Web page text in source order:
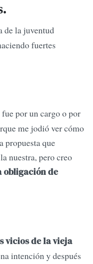
de la juventud
fuertes
por un cargo o por
me jodió ver cómo
propuesta que
nuestra, pero creo
obligación de
vicios de la vieja
intención y después